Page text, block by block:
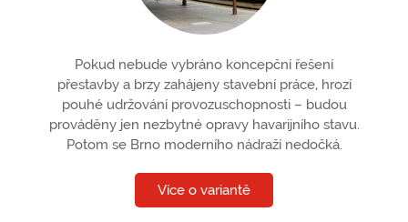
Pokud nebude vybráno koncepční řešení
přestavby a brzy zahájeny stavební práce, hrozí
pouhé udržování provozuschopnosti – budou
prováděny jen nezbytné opravy havarijního stavu.
Potom se Brno moderního nádraží nedočká.
Více o variantě